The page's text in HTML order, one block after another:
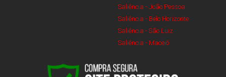
Saliência - João Pessoa
Saliência - Belo Horizonte
Saliência - São Luiz
Saliência - Maceió